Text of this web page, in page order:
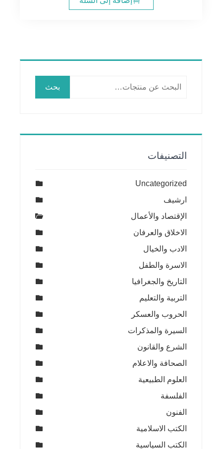
بحث
التصنيفات
Uncategorized
ارشيف
الإقتصاد والأعمال
الاخلاق والعرفان
الادب والخيال
الاسرة والطفل
التاريخ والجغرافيا
التربية والتعليم
الحروب والعسكر
السيرة والمذكرات
الشرع والقانون
الصحافة والاعلام
العلوم الطبيعية
الفلسفة
الفنون
الكتب الاسلامية
الكتب السياسية